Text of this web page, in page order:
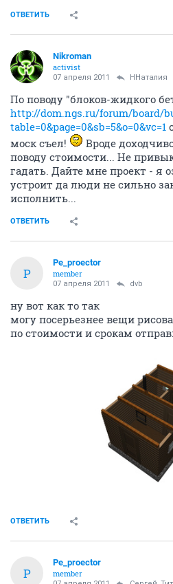
ОТВЕТИТЬ
Nikroman
activist
07 апреля 2011 ННаталия
По поводу "блоков-жидкого
http://dom.ngs.ru/forum/board/
table=0&page=0&sb=5&o=0&vc=1
моск съел!
Вроде
поводу стоимости... Не
гадать. Дайте мне проект - я
устроит да люди не сильно
исполнить...
ОТВЕТИТЬ
P
Pe_proector
member
07 апреля 2011 dvb
ну вот как то так
могу посерьезнее вещи
по стоимости и срокам
ОТВЕТИТЬ
P
Pe_proector
member